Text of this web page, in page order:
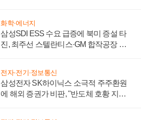
화학·에너지
삼성SDI ESS 수요 급증에 북미 증설 타
진, 최주선 스텔란티스·GM 합작공장 건
전자·전기·정보통신
삼성전자 SK하이닉스 소극적 주주환원
에 해외 증권가 비판, "반도체 호황 지속